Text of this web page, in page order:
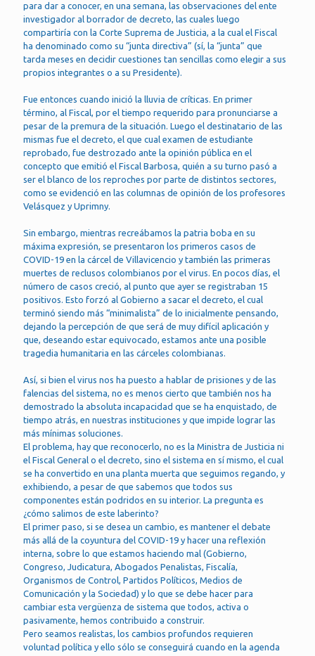
para dar a conocer, en una semana, las observaciones del ente
investigador al borrador de decreto, las cuales luego
compartiría con la Corte Suprema de Justicia, a la cual el Fiscal
ha denominado como su “junta directiva” (sí, la “junta” que
tarda meses en decidir cuestiones tan sencillas como elegir a sus
propios integrantes o a su Presidente).
Fue entonces cuando inició la lluvia de críticas. En primer
término, al Fiscal, por el tiempo requerido para pronunciarse a
pesar de la premura de la situación. Luego el destinatario de las
mismas fue el decreto, el que cual examen de estudiante
reprobado, fue destrozado ante la opinión pública en el
concepto que emitió el Fiscal Barbosa, quién a su turno pasó a
ser el blanco de los reproches por parte de distintos sectores,
como se evidenció en las columnas de opinión de los profesores
Velásquez y Uprimny.
Sin embargo, mientras recreábamos la patria boba en su
máxima expresión, se presentaron los primeros casos de
COVID-19 en la cárcel de Villavicencio y también las primeras
muertes de reclusos colombianos por el virus. En pocos días, el
número de casos creció, al punto que ayer se registraban 15
positivos. Esto forzó al Gobierno a sacar el decreto, el cual
terminó siendo más “minimalista” de lo inicialmente pensando,
dejando la percepción de que será de muy difícil aplicación y
que, deseando estar equivocado, estamos ante una posible
tragedia humanitaria en las cárceles colombianas.
Así, si bien el virus nos ha puesto a hablar de prisiones y de las
falencias del sistema, no es menos cierto que también nos ha
demostrado la absoluta incapacidad que se ha enquistado, de
tiempo atrás, en nuestras instituciones y que impide lograr las
más mínimas soluciones.
El problema, hay que reconocerlo, no es la Ministra de Justicia ni
el Fiscal General o el decreto, sino el sistema en sí mismo, el cual
se ha convertido en una planta muerta que seguimos regando, y
exhibiendo, a pesar de que sabemos que todos sus
componentes están podridos en su interior. La pregunta es
¿cómo salimos de este laberinto?
El primer paso, si se desea un cambio, es mantener el debate
más allá de la coyuntura del COVID-19 y hacer una reflexión
interna, sobre lo que estamos haciendo mal (Gobierno,
Congreso, Judicatura, Abogados Penalistas, Fiscalía,
Organismos de Control, Partidos Políticos, Medios de
Comunicación y la Sociedad) y lo que se debe hacer para
cambiar esta vergüenza de sistema que todos, activa o
pasivamente, hemos contribuido a construir.
Pero seamos realistas, los cambios profundos requieren
voluntad política y ello sólo se conseguirá cuando en la agenda